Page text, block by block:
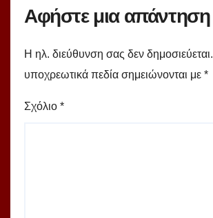
Αφήστε μια απάντηση
Η ηλ. διεύθυνση σας δεν δημοσιεύεται.
υποχρεωτικά πεδία σημειώνονται με *
Σχόλιο *